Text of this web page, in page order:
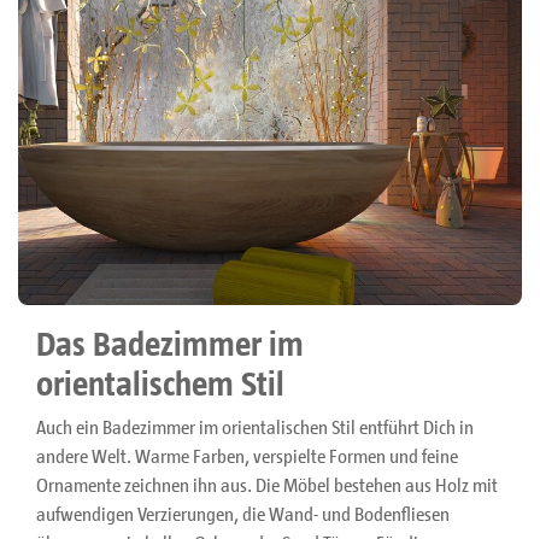
Das Badezimmer im
orientalischem Stil
Auch ein Badezimmer im orientalischen Stil entführt Dich in
andere Welt. Warme Farben, verspielte Formen und feine
Ornamente zeichnen ihn aus. Die Möbel bestehen aus Holz mit
aufwendigen Verzierungen, die Wand- und Bodenfliesen